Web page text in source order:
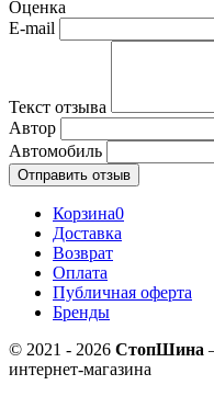
Оценка
E-mail
Текст отзыва
Автор
Автомобиль
Отправить отзыв
Корзина0
Доставка
Возврат
Оплата
Публичная оферта
Бренды
© 2021 - 2026 СтопШина
интернет-магазина